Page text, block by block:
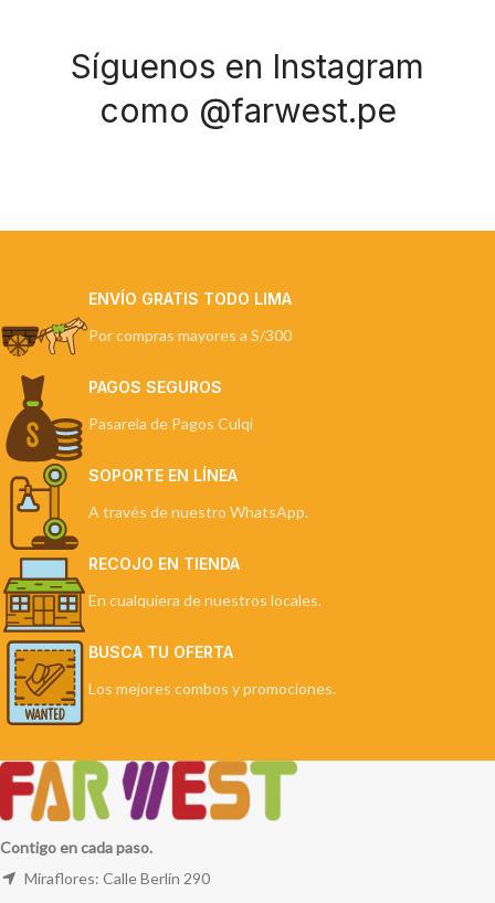
Síguenos en Instagram
como @farwest.pe
ENVÍO GRATIS TODO LIMA
Por compras mayores a S/300
PAGOS SEGUROS
Pasarela de Pagos Culqi
SOPORTE EN LÍNEA
A través de nuestro WhatsApp.
RECOJO EN TIENDA
En cualquiera de nuestros locales.
BUSCA TU OFERTA
Los mejores combos y promociones.
Contigo en cada paso.
Miraflores: Calle Berlín 290